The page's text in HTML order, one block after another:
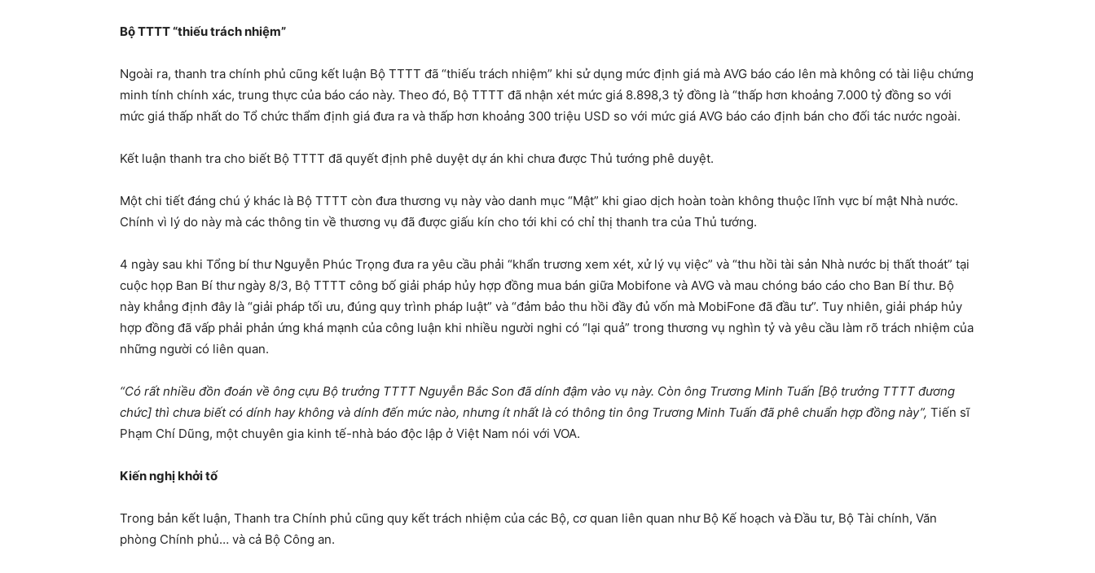
Bộ TTTT “thiếu trách nhiệm”
Ngoài ra, thanh tra chính phủ cũng kết luận Bộ TTTT đã “thiếu trách nhiệm” khi sử dụng mức định giá mà AVG báo cáo lên mà không có tài liệu chứng
minh tính chính xác, trung thực của báo cáo này. Theo đó, Bộ TTTT đã nhận xét mức giá 8.898,3 tỷ đồng là “thấp hơn khoảng 7.000 tỷ đồng so với
mức giá thấp nhất do Tổ chức thẩm định giá đưa ra và thấp hơn khoảng 300 triệu USD so với mức giá AVG báo cáo định bán cho đối tác nước ngoài.
Kết luận thanh tra cho biết Bộ TTTT đã quyết định phê duyệt dự án khi chưa được Thủ tướng phê duyệt.
Một chi tiết đáng chú ý khác là Bộ TTTT còn đưa thương vụ này vào danh mục “Mật” khi giao dịch hoàn toàn không thuộc lĩnh vực bí mật Nhà nước.
Chính vì lý do này mà các thông tin về thương vụ đã được giấu kín cho tới khi có chỉ thị thanh tra của Thủ tướng.
4 ngày sau khi Tổng bí thư Nguyễn Phúc Trọng đưa ra yêu cầu phải “khẩn trương xem xét, xử lý vụ việc” và “thu hồi tài sản Nhà nước bị thất thoát” tại
cuộc họp Ban Bí thư ngày 8/3, Bộ TTTT công bố giải pháp hủy hợp đồng mua bán giữa Mobifone và AVG và mau chóng báo cáo cho Ban Bí thư. Bộ
này khẳng định đây là “giải pháp tối ưu, đúng quy trình pháp luật” và “đảm bảo thu hồi đầy đủ vốn mà MobiFone đã đầu tư”. Tuy nhiên, giải pháp hủy
hợp đồng đã vấp phải phản ứng khá mạnh của công luận khi nhiều người nghi có “lại quả” trong thương vụ nghìn tỷ và yêu cầu làm rõ trách nhiệm của
những người có liên quan.
“Có rất nhiều đồn đoán về ông cựu Bộ trưởng TTTT Nguyễn Bắc Son đã dính đậm vào vụ này. Còn ông Trương Minh Tuấn [Bộ trưởng TTTT đương
chức] thì chưa biết có dính hay không và dính đến mức nào, nhưng ít nhất là có thông tin ông Trương Minh Tuấn đã phê chuẩn hợp đồng này”, Tiến sĩ
Phạm Chí Dũng, một chuyên gia kinh tế-nhà báo độc lập ở Việt Nam nói với VOA.
Kiến nghị khởi tố
Trong bản kết luận, Thanh tra Chính phủ cũng quy kết trách nhiệm của các Bộ, cơ quan liên quan như Bộ Kế hoạch và Đầu tư, Bộ Tài chính, Văn
phòng Chính phủ… và cả Bộ Công an.